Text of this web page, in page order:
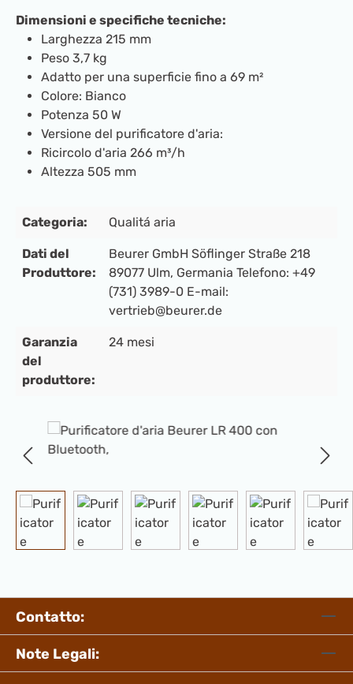
Salta la galleria di immagini
Dimensioni e specifiche tecniche:
Larghezza 215 mm
Peso 3,7 kg
Adatto per una superficie fino a 69 m²
Colore: Bianco
Potenza 50 W
Versione del purificatore d'aria:
Ricircolo d'aria 266 m³/h
Altezza 505 mm
Categoria: Qualitá aria
Dati del
Produttore:
Beurer GmbH Söflinger Straße 218
89077 Ulm, Germania Telefono: +49
(731) 3989-0 E-mail:
vertrieb@beurer.de
Garanzia
del
produttore:
24 mesi
Contatto:
Note Legali: